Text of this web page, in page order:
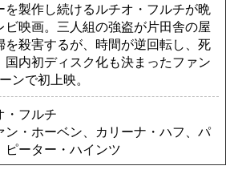
を製作し続けるルチオ・フルチが晩
ビ映画。三人組の強盗が片田舎の屋
を殺害するが、時間が逆回転し、死
国内初ディスク化も決まったファン
ンで初上映。
・フルチ
ン・ホーベン、カリーナ・ハフ、パ
ピーター・ハインツ